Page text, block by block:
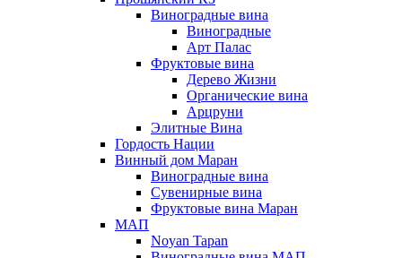
Виноградные вина
Виноградные
Арт Палас
Фруктовые вина
Дерево Жизни
Органические вина
Арцруни
Элитные Вина
Гордость Нации
Винный дом Маран
Виноградные вина
Сувенирные вина
Фруктовые вина Маран
МАП
Noyan Tapan